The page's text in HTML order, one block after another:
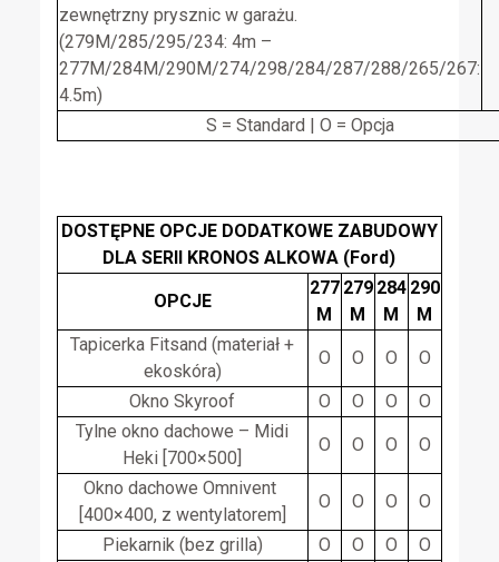
zewnętrzny prysznic w garażu.
(279M/285/295/234: 4m –
277M/284M/290M/274/298/284/287/288/265/267:
4.5m)
S = Standard | O = Opcja
DOSTĘPNE OPCJE DODATKOWE ZABUDOWY
DLA SERII KRONOS ALKOWA (Ford)
OPCJE
277
M
279
M
284
M
290
M
Tapicerka Fitsand (materiał +
ekoskóra)
O O O O
Okno Skyroof O O O
O
Tylne okno dachowe – Midi
Heki [700×500]
O O O O
Okno dachowe Omnivent
[400×400, z wentylatorem]
O O O O
Piekarnik (bez grilla) O O O
O